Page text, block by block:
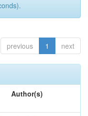
previous 1 next
Author(s)